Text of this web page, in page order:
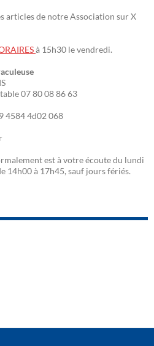
articles de notre Association sur X
à 15h30 le vendredi.
07 80 08 86 63
4584 4d02 068
est à votre écoute du lundi
14h00 à 17h45, sauf jours fériés.